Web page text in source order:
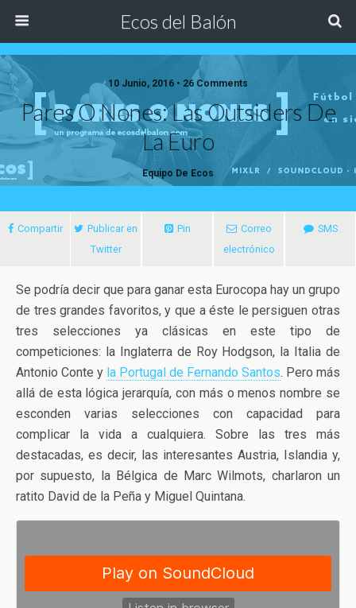
Ecos del Balón
10 Junio, 2016 • 26 Comments
Pares O Nones: Las Outsiders De
La Euro
Equipo De Ecos
Compartir
Publicar en
Twitter
Pin
Correo
electrónico
SMS
Se podría decir que para ganar esta Eurocopa hay un grupo
de tres grandes favoritos, y que a éste le persiguen otras
tres selecciones ya clásicas en este tipo de
competiciones: la Inglaterra de Roy Hodgson, la Italia de
Antonio Conte y la Portugal de Fernando Santos. Pero más
allá de esta lógica jerarquía, con más o menos nombre se
esconden varias selecciones con capacidad para
complicar la vida a cualquiera. Sobre las tres más
destacadas, es decir, las interesantes Austria, Islandia y,
por supuesto, la Bélgica de Marc Wilmots, charlaron un
ratito David de la Peña y Miguel Quintana.